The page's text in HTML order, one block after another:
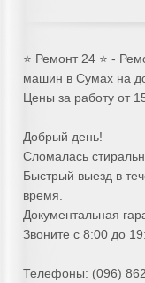
⭐ Ремонт 24 ⭐ -
машин в Сумах на
Цены за работу от
Добрый день!
Сломалась
Быстрый выезд в
время.
Документальная
Звоните с 8:00 до
Телефоны: (096)